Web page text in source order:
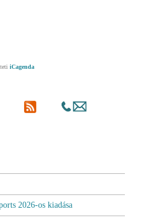
iCagenda
2026-os kiadása